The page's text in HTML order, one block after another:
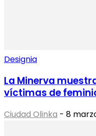
Designia
La Minerva
víctimas de
Ciudad Olinka - 8